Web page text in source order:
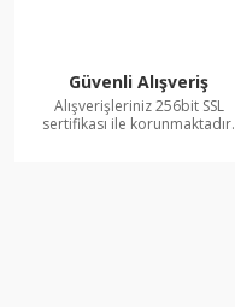
Güvenli Alışveriş
Alışverişleriniz 256bit SSL
sertifikası ile korunmaktadır.